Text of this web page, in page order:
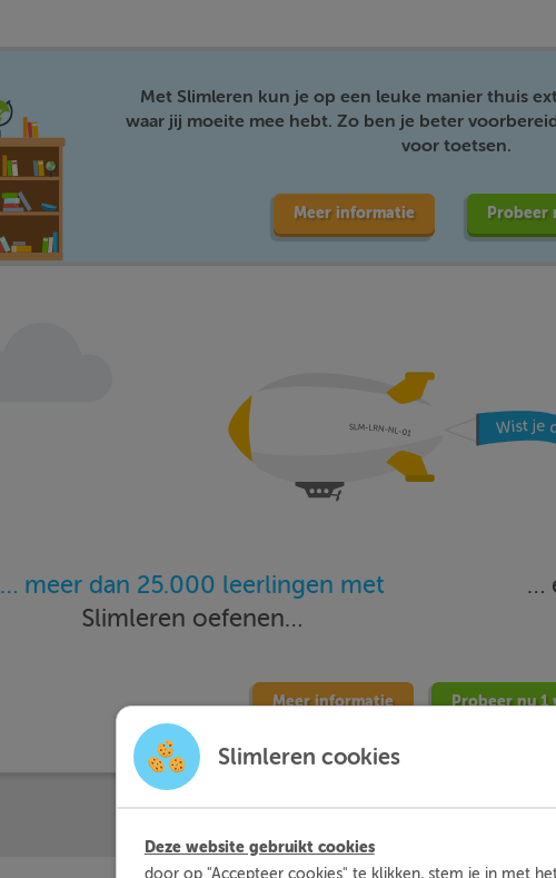
Met Slimleren kun je op een leuke manier thuis
waar jij moeite mee hebt. Zo ben je beter
voor toetsen.
Meer informatie Probeer
… meer dan 25.000 leerlingen met
Slimleren oefenen…
…
Meer informatie Probeer nu 1
Slimleren cookies
Deze website gebruikt cookies
door op "Accepteer cookies" te klikken, stem je in met